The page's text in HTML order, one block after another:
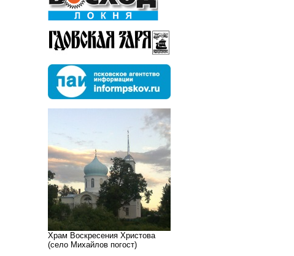
Храм Воскресения Христова
(село Михайлов погост)